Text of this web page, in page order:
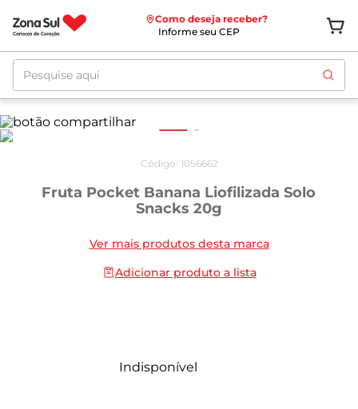
Como deseja receber?
Informe seu CEP
Pesquise aqui
Código: 1056662
Fruta Pocket Banana Liofilizada Solo
Snacks 20g
Ver mais produtos desta marca
Adicionar produto a lista
Indisponível